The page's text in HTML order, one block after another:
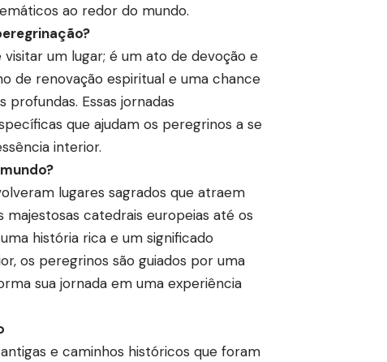
ao redor do mundo.
um lugar; é um ato de devoção e
de renovação espiritual e uma chance
Essas jornadas
que ajudam os peregrinos a se
interior.
lugares sagrados que atraem
catedrais europeias até os
história rica e um significado
os peregrinos são guiados por uma
sua jornada em uma experiência
e caminhos históricos que foram